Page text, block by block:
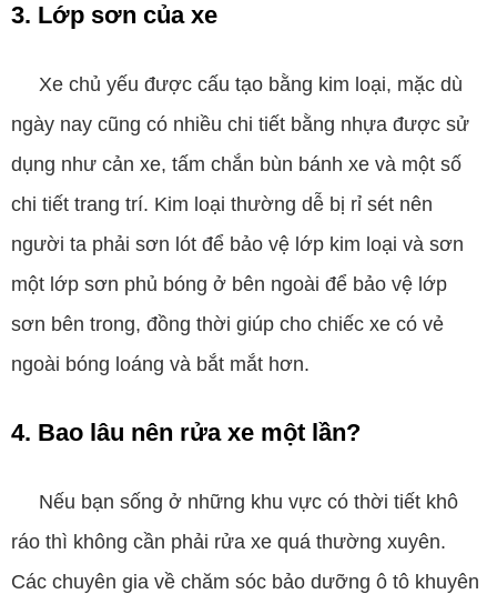
3. Lớp sơn của xe
Xe chủ yếu được cấu tạo bằng kim loại, mặc dù
ngày nay cũng có nhiều chi tiết bằng nhựa được sử
dụng như cản xe, tấm chắn bùn bánh xe và một số
chi tiết trang trí. Kim loại thường dễ bị rỉ sét nên
người ta phải sơn lót để bảo vệ lớp kim loại và sơn
một lớp sơn phủ bóng ở bên ngoài để bảo vệ lớp
sơn bên trong, đồng thời giúp cho chiếc xe có vẻ
ngoài bóng loáng và bắt mắt hơn.
4. Bao lâu nên rửa xe một lần?
Nếu bạn sống ở những khu vực có thời tiết khô
ráo thì không cần phải rửa xe quá thường xuyên.
Các chuyên gia về chăm sóc bảo dưỡng ô tô khuyên